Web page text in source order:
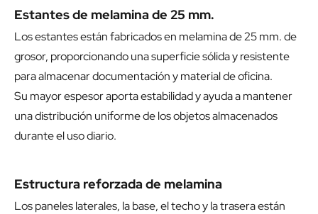
Estantes de melamina de 25 mm.
Los estantes están fabricados en melamina de 25 mm. de
grosor, proporcionando una superficie sólida y resistente
para almacenar documentación y material de oficina.
Su mayor espesor aporta estabilidad y ayuda a mantener
una distribución uniforme de los objetos almacenados
durante el uso diario.
Estructura reforzada de melamina
Los paneles laterales, la base, el techo y la trasera están